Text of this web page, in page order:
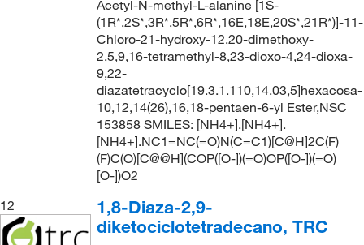
Acetyl-N-methyl-L-alanine [1S-
(1R*,2S*,3R*,5R*,6R*,16E,18E,20S*,21R*)]-11-
Chloro-21-hydroxy-12,20-dimethoxy-
2,5,9,16-tetramethyl-8,23-dioxo-4,24-dioxa-
9,22-
diazatetracyclo[19.3.1.110,14.03,5]hexacosa-
10,12,14(26),16,18-pentaen-6-yl Ester,NSC
153858 SMILES: [NH4+].[NH4+].
[NH4+].NC1=NC(=O)N(C=C1)[C@H]2C(F)
(F)C(O)[C@@H](COP([O-])(=O)OP([O-])(=O)
[O-])O2
12
1,8-Diaza-2,9-
diketociclotetradecano, TRC